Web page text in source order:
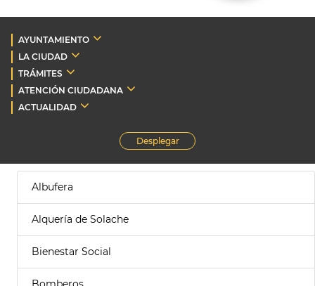
AYUNTAMIENTO
LA CIUDAD
TRÁMITES
ATENCIÓN CIUDADANA
ACTUALIDAD
Desplegar
Albufera
Alquería de Solache
Bienestar Social